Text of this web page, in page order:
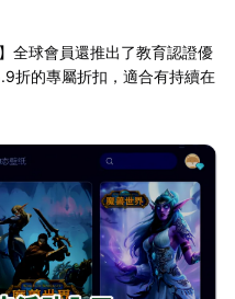
】全球會員還推出了教育認證優
折的專屬折扣，適合有持續在